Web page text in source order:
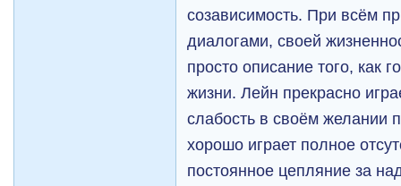
созависимость. При всём
диалогами, своей
просто описание того, как
жизни. Лейн прекрасно
слабость в своём желании
хорошо играет полное
постоянное цепляние за